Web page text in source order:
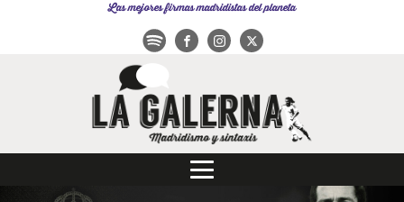
Las mejores firmas madridistas del planeta